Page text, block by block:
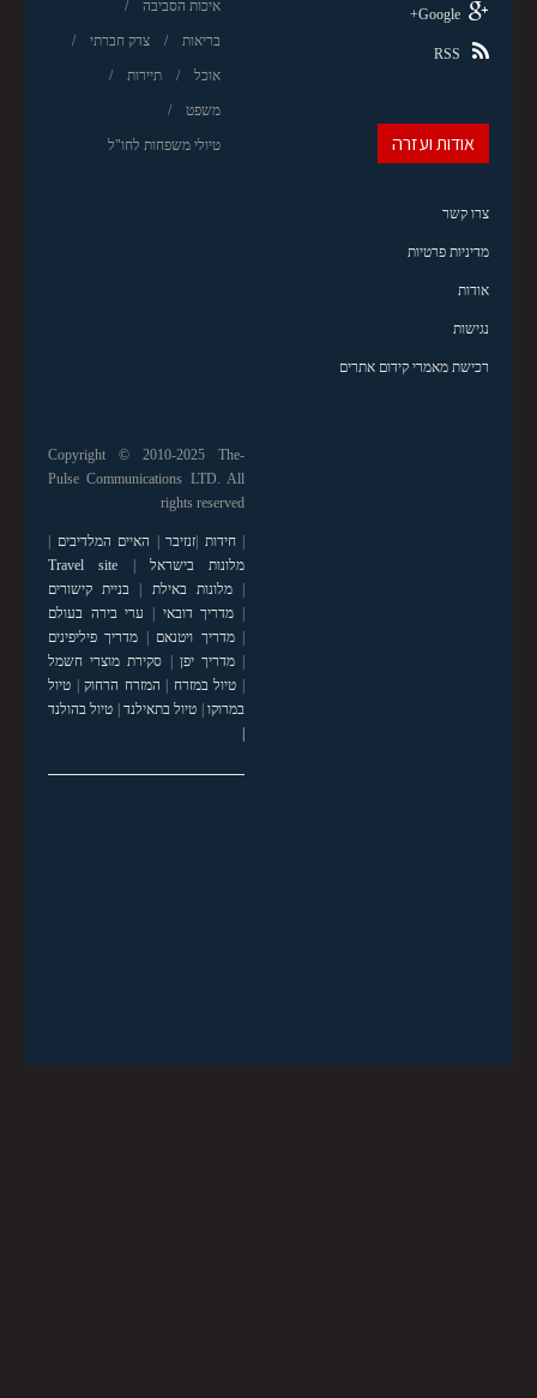
איכות הסביבה
בריאות צדק חברתי
אוכל תיירות
משפט
טיולי משפחות לחו"ל
Google+
RSS
אודות ועזרה
צרו קשר
מדיניות פרטיות
אודות
נגישות
רכישת מאמרי קידום אתרים
Copyright © 2010-2025 The-
Pulse Communications LTD. All
rights reserved
|חידות |זנזיבר | האיים המלדיבים |
מלונות בישראל |
Travel site
|מלונות באילת | בניית קישורים
| מדריך דובאי | ערי בירה בעולם
|מדריך ויטנאם | מדריך פיליפינים
|מדריך יפן | סקירת מוצרי חשמל
| טיול במזרח | המזרח הרחוק| טיול
במרוקו| טיול בתאילנד| טיול בהולנד
|